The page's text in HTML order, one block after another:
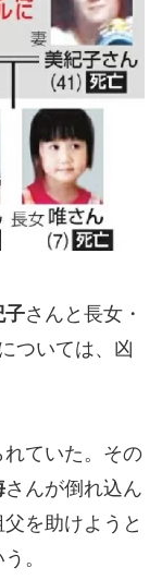
子さんと長女・
ついては、凶
ていた。その
さんが倒れ込ん
を助けようと
。